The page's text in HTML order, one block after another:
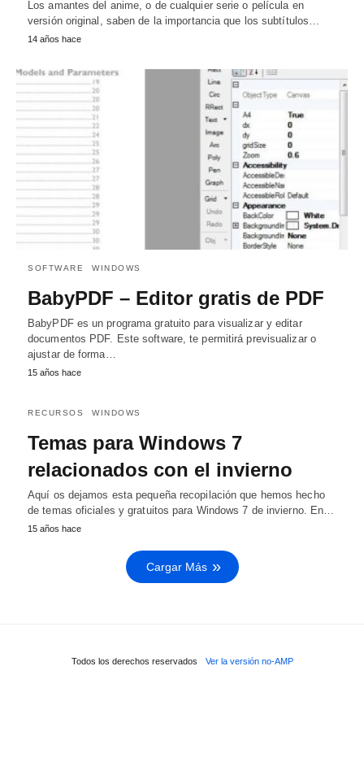
Los amantes del anime, o de cualquier serie o película en
versión original, saben de la importancia que los subtítulos…
14 años hace
SOFTWARE WINDOWS
BabyPDF – Editor gratis de PDF
BabyPDF es un programa gratuito para visualizar y editar
documentos PDF. Este software, te permitirá previsualizar o
ajustar de forma…
15 años hace
RECURSOS WINDOWS
Temas para Windows 7
relacionados con el invierno
Aquí os dejamos esta pequeña recopilación que hemos hecho
de temas oficiales y gratuitos para Windows 7 de invierno. En…
15 años hace
Cargar Más
Todos los derechos reservados Ver la versión no-AMP